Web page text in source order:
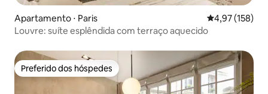
Apartamento ⋅ Paris 4,97 de uma
4,97 (158)
Louvre: suíte esplêndida com terraço aquecido
Preferido dos hóspedes
Preferido dos hóspedes